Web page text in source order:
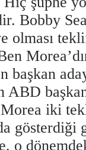
Bobby
olması
başkan
ABD başkan
iki
o